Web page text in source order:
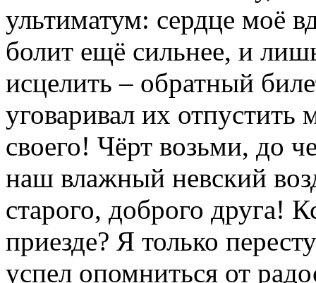
ультиматум: сердце моё
болит ещё сильнее, и
исцелить – обратный
уговаривал их отпустить
своего! Чёрт возьми, до
наш влажный невский
старого, доброго друга!
приезде? Я только
успел опомниться от